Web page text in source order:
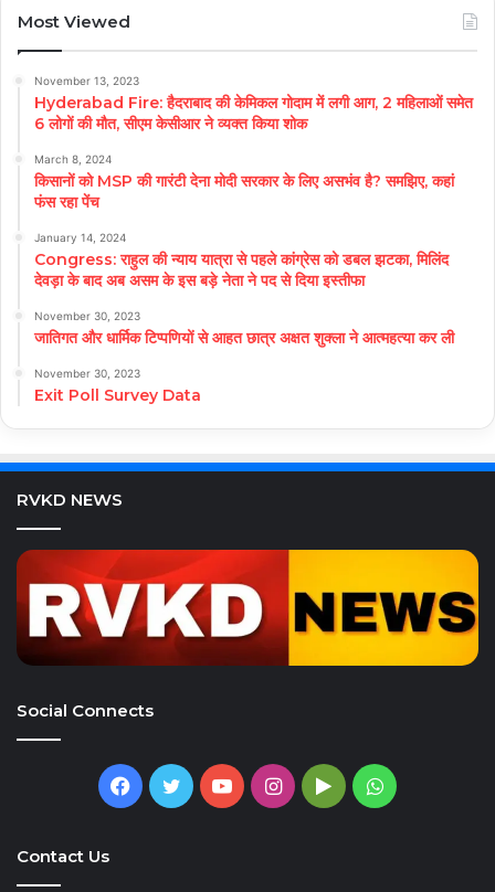
Most Viewed
November 13, 2023
Hyderabad Fire: हैदराबाद की केमिकल गोदाम में लगी आग, 2 महिलाओं समेत
6 लोगों की मौत, सीएम केसीआर ने व्यक्त किया शोक
March 8, 2024
किसानों को MSP की गारंटी देना मोदी सरकार के लिए असभंव है? समझिए, कहां
फंस रहा पेंच
January 14, 2024
Congress: राहुल की न्याय यात्रा से पहले कांग्रेस को डबल झटका, मिलिंद
देवड़ा के बाद अब असम के इस बड़े नेता ने पद से दिया इस्तीफा
November 30, 2023
जातिगत और धार्मिक टिप्पणियों से आहत छात्र अक्षत शुक्ला ने आत्महत्या कर ली
November 30, 2023
Exit Poll Survey Data
RVKD NEWS
Social Connects
Facebook
TwitterYouTubeInstagram
GoogleWhatsApp
Contact Us